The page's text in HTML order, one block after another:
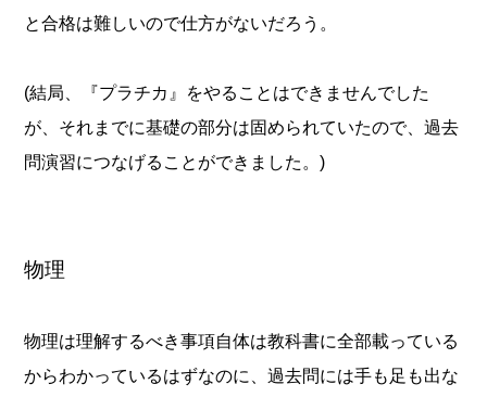
と合格は難しいので仕方がないだろう。
(結局、『プラチカ』をやることはできませんでした
が、それまでに基礎の部分は固められていたので、過去
問演習につなげることができました。)
物理
物理は理解するべき事項自体は教科書に全部載っている
からわかっているはずなのに、過去問には手も足も出な